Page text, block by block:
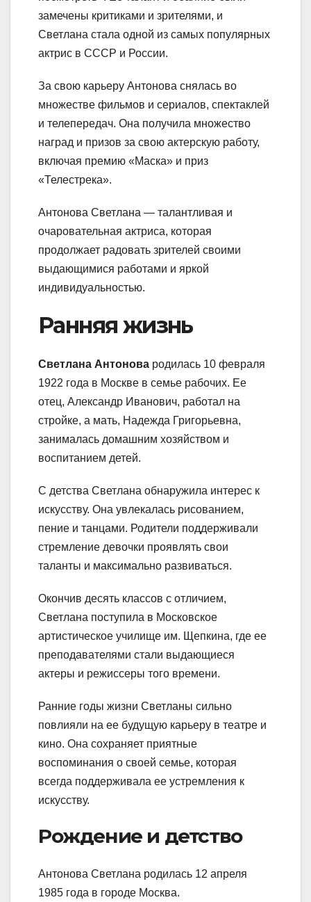
замечены критиками и зрителями, и
Светлана стала одной из самых популярных
актрис в СССР и России.
За свою карьеру Антонова снялась во
множестве фильмов и сериалов, спектаклей
и телепередач. Она получила множество
наград и призов за свою актерскую работу,
включая премию «Маска» и приз
«Телестрека».
Антонова Светлана — талантливая и
очаровательная актриса, которая
продолжает радовать зрителей своими
выдающимися работами и яркой
индивидуальностью.
Ранняя жизнь
Светлана Антонова родилась 10 февраля
1922 года в Москве в семье рабочих. Ее
отец, Александр Иванович, работал на
стройке, а мать, Надежда Григорьевна,
занималась домашним хозяйством и
воспитанием детей.
С детства Светлана обнаружила интерес к
искусству. Она увлекалась рисованием,
пение и танцами. Родители поддерживали
стремление девочки проявлять свои
таланты и максимально развиваться.
Окончив десять классов с отличием,
Светлана поступила в Московское
артистическое училище им. Щепкина, где ее
преподавателями стали выдающиеся
актеры и режиссеры того времени.
Ранние годы жизни Светланы сильно
повлияли на ее будущую карьеру в театре и
кино. Она сохраняет приятные
воспоминания о своей семье, которая
всегда поддерживала ее устремления к
искусству.
Рождение и детство
Антонова Светлана родилась 12 апреля
1985 года в городе Москва.